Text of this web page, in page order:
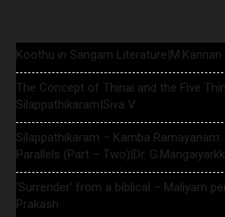
Koothu in Sangam Literature|M.Kannan
The Concept of Thinai and the Five
Silappathikaram|Siva V
Silappathikaram – Kamba
Parallels (Part – Two)|Dr.
‘Surrender’ from a biblical – Maliyam
Prakash